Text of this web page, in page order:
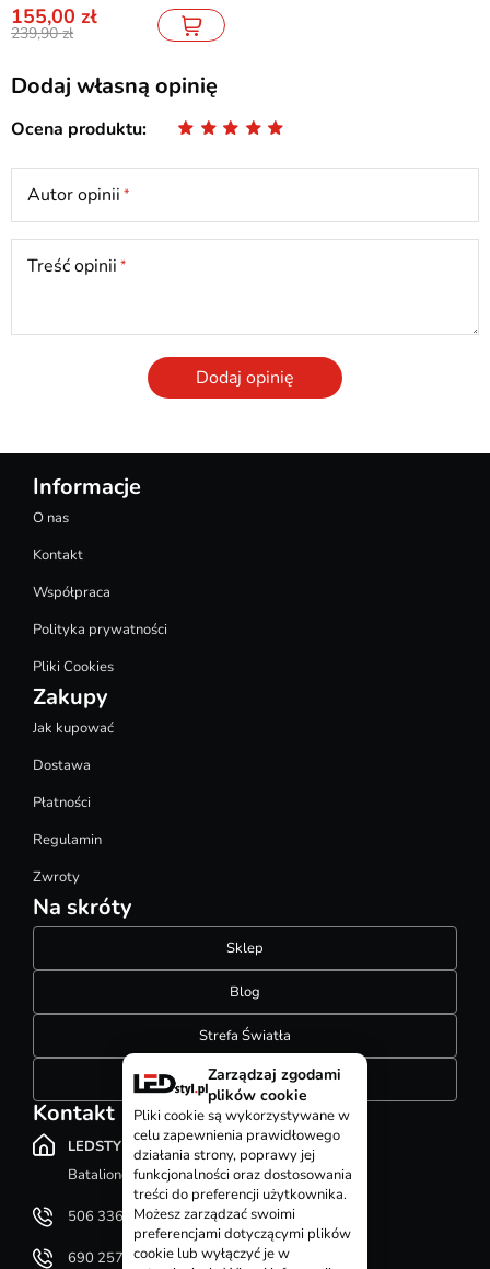
155,00
239,90
Dodaj własną opinię
Ocena produktu
Autor opinii
Treść opinii
Dodaj opinię
Informacje
O nas
Kontakt
Współpraca
Polityka prywatności
Pliki Cookies
Zakupy
Jak kupować
Dostawa
Płatności
Regulamin
Zwroty
Na skróty
Sklep
Blog
Strefa Światła
Konfigurator szynoprzewodów
Kontakt
LEDSTYL.pl
Batalionów Chłopskich 12, 94-058 Łódź
506 336 320
690 257 092
Zarządzaj zgodami
plików cookie
Pliki cookie są wykorzystywane w
celu zapewnienia prawidłowego
działania strony, poprawy jej
funkcjonalności oraz dostosowania
treści do preferencji użytkownika.
Możesz zarządzać swoimi
preferencjami dotyczącymi plików
cookie lub wyłączyć je w